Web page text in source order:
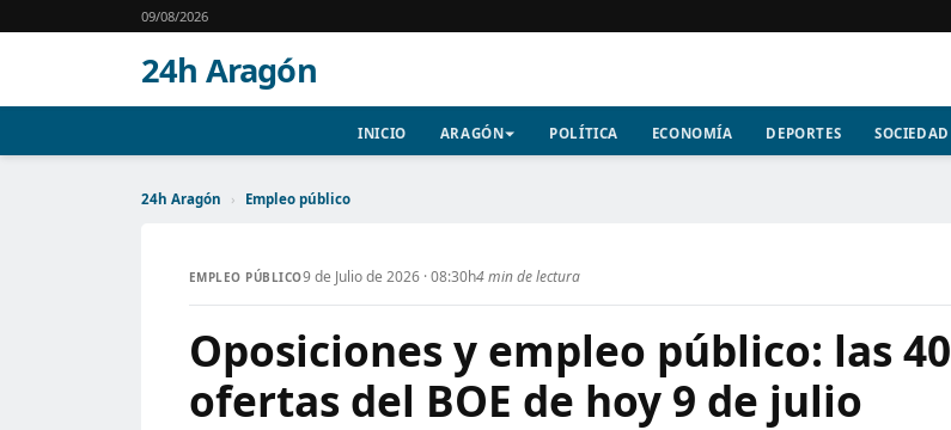
09/08/2026
24h Aragón
INICIO ARAGÓN POLÍTICA ECONOMÍA DEPORTES SOCIEDAD
24h Aragón › Empleo público
EMPLEO PÚBLICO9 de Julio de 2026 · 08:30h4 min de lectura
Oposiciones y empleo público: las 40
ofertas del BOE de hoy 9 de julio